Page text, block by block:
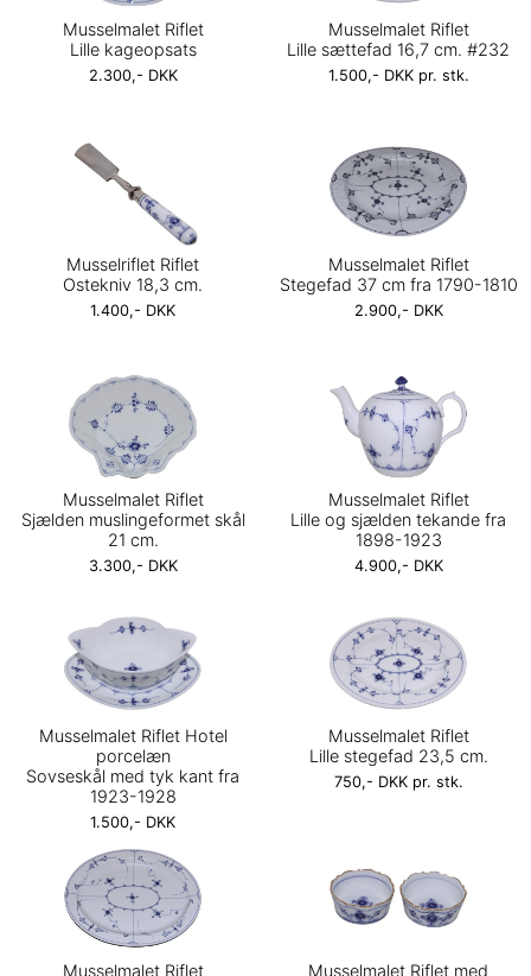
Musselmalet Riflet
Lille kageopsats
2.300,- DKK
Musselmalet Riflet
Lille sættefad 16,7 cm. #232
1.500,- DKK pr. stk.
Musselriflet Riflet
Ostekniv 18,3 cm.
1.400,- DKK
Musselmalet Riflet
Stegefad 37 cm fra 1790-1810
2.900,- DKK
Musselmalet Riflet
Sjælden muslingeformet skål
21 cm.
3.300,- DKK
Musselmalet Riflet
Lille og sjælden tekande fra
1898-1923
4.900,- DKK
Musselmalet Riflet Hotel
porcelæn
Sovseskål med tyk kant fra
1923-1928
1.500,- DKK
Musselmalet Riflet
Lille stegefad 23,5 cm.
750,- DKK pr. stk.
Musselmalet Riflet Musselmalet Riflet med